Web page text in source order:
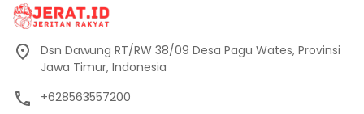
Dsn Dawung RT/RW 38/09 Desa Pagu Wates, Provinsi
Jawa Timur, Indonesia
+628563557200